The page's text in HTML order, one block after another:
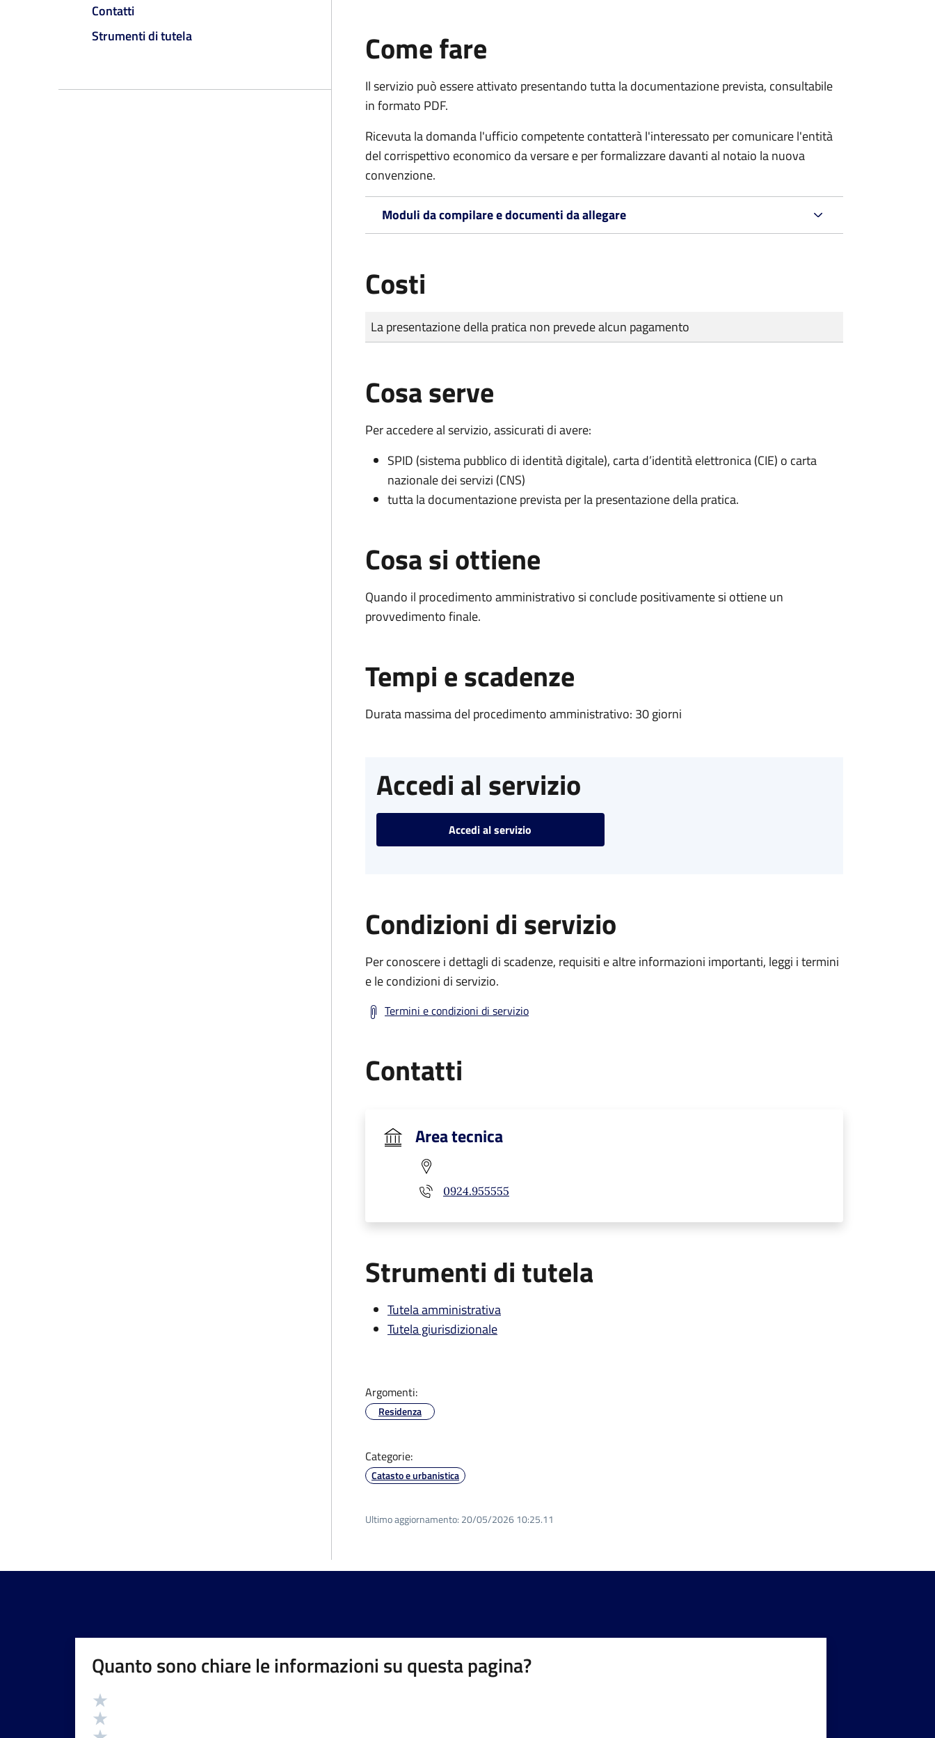
Contatti
Strumenti di tutela
Come fare
Il servizio può essere attivato presentando tutta la documentazione prevista, consultabile
in formato PDF.
Ricevuta la domanda l'ufficio competente contatterà l'interessato per comunicare l'entità
del corrispettivo economico da versare e per formalizzare davanti al notaio la nuova
convenzione.
Moduli da compilare e documenti da allegare
Costi
Tipo di pagamento
Importo
La presentazione della pratica non prevede alcun pagamento
Cosa serve
Per accedere al servizio, assicurati di avere:
SPID (sistema pubblico di identità digitale), carta d’identità elettronica (CIE) o carta
nazionale dei servizi (CNS)
tutta la documentazione prevista per la presentazione della pratica.
Cosa si ottiene
Quando il procedimento amministrativo si conclude positivamente si ottiene un
provvedimento finale.
Tempi e scadenze
Durata massima del procedimento amministrativo: 30 giorni
Accedi al servizio
Accedi al servizio
Condizioni di servizio
Per conoscere i dettagli di scadenze, requisiti e altre informazioni importanti, leggi i termini
e le condizioni di servizio.
Termini e condizioni di servizio
Contatti
Area tecnica
0924.955555
Strumenti di tutela
Tutela amministrativa
Tutela giurisdizionale
Argomenti:
Residenza
Categorie:
Catasto e urbanistica
Ultimo aggiornamento: 20/05/2026 10:25.11
Quanto sono chiare le informazioni su questa pagina?
Valutazione